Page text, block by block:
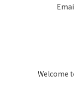
Welcome